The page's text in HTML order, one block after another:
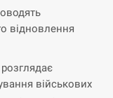
з…
відновлення
військових